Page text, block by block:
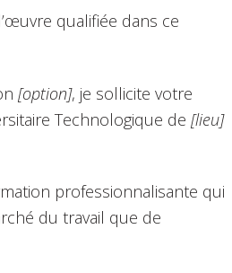
qualifiée dans ce
[option], je sollicite votre
Technologique de [lieu]
professionnalisante qui
du travail que de